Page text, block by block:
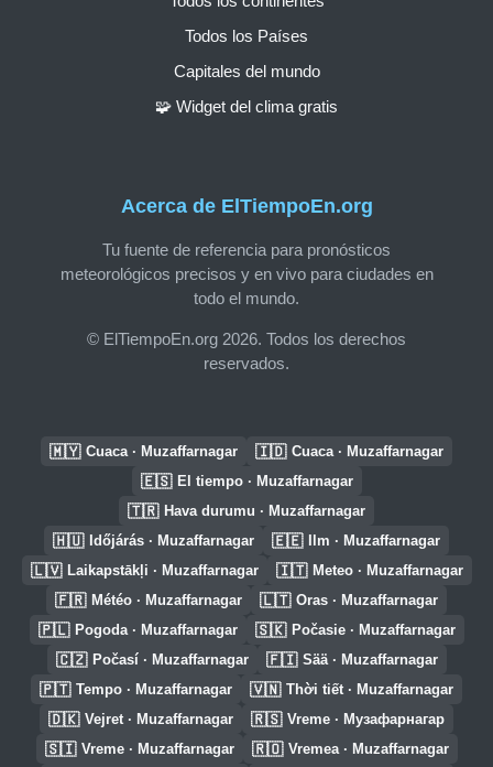
Acerca de ElTiempoEn.org
Tu fuente de referencia para pronósticos
meteorológicos precisos y en vivo para ciudades en
todo el mundo.
© ElTiempoEn.org 2026. Todos los derechos
reservados.
Todos los Países
Capitales del mundo
🧩 Widget del clima gratis
🇲🇾 Cuaca · Muzaffarnagar 🇮🇩 Cuaca · Muzaffarnagar
🇪🇸 El tiempo · Muzaffarnagar
🇹🇷 Hava durumu · Muzaffarnagar
🇭🇺 Időjárás · Muzaffarnagar 🇪🇪 Ilm · Muzaffarnagar
🇱🇻 Laikapstākļi · Muzaffarnagar 🇮🇹 Meteo · Muzaffarnagar
🇫🇷 Météo · Muzaffarnagar 🇱🇹 Oras · Muzaffarnagar
🇵🇱 Pogoda · Muzaffarnagar 🇸🇰 Počasie · Muzaffarnagar
🇨🇿 Počasí · Muzaffarnagar 🇫🇮 Sää · Muzaffarnagar
🇵🇹 Tempo · Muzaffarnagar 🇻🇳 Thời tiết · Muzaffarnagar
🇩🇰 Vejret · Muzaffarnagar 🇷🇸 Vreme · Музафарнагар
🇸🇮 Vreme · Muzaffarnagar 🇷🇴 Vremea · Muzaffarnagar